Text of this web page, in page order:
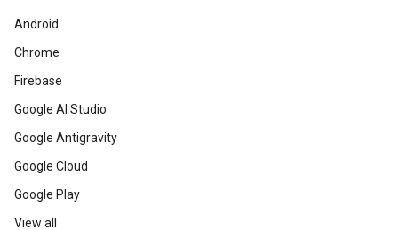
Android
Chrome
Firebase
Google AI Studio
Google Antigravity
Google Cloud
Google Play
View all